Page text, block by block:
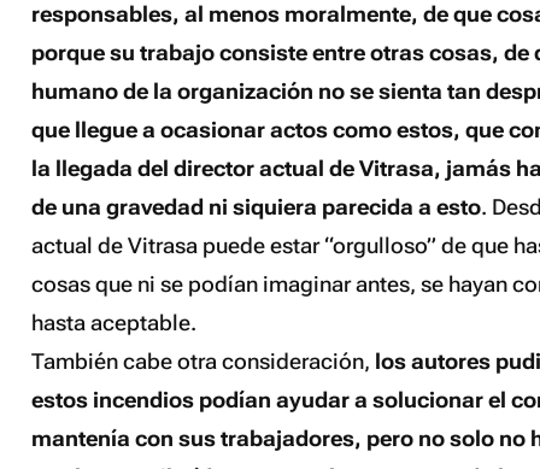
responsables, al menos moralmente, de que
porque su trabajo consiste entre otras cosas, de
humano de la organización no se sienta tan
que llegue a ocasionar actos como estos, que
la llegada del director actual de Vitrasa, jamás
de una gravedad ni siquiera parecida a esto.
actual de Vitrasa puede estar “orgulloso” de que
cosas que ni se podían imaginar antes, se hayan
hasta aceptable.
También cabe otra consideración, los autores
estos incendios podían ayudar a solucionar el
mantenía con sus trabajadores, pero no solo no